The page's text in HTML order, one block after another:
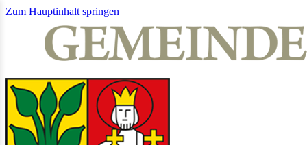
Zum Hauptinhalt springen